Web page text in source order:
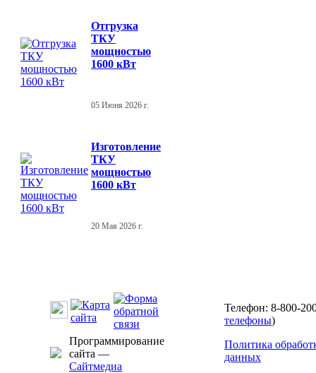
Отгрузка
ТКУ
мощностью
1600 кВт
05 Июня 2026 г.
Изготовление
ТКУ
мощностью
1600 кВт
20 Мая 2026 г.
Программирование
сайта —
Сайтмедиа
Телефон: 8-800-
телефоны)
Политика
данных